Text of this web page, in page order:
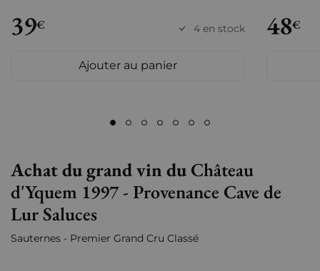
39€ 4 en stock
Ajouter au panier
48€
Achat du grand vin du Château
d'Yquem 1997 - Provenance Cave de
Lur Saluces
Sauternes - Premier Grand Cru Classé